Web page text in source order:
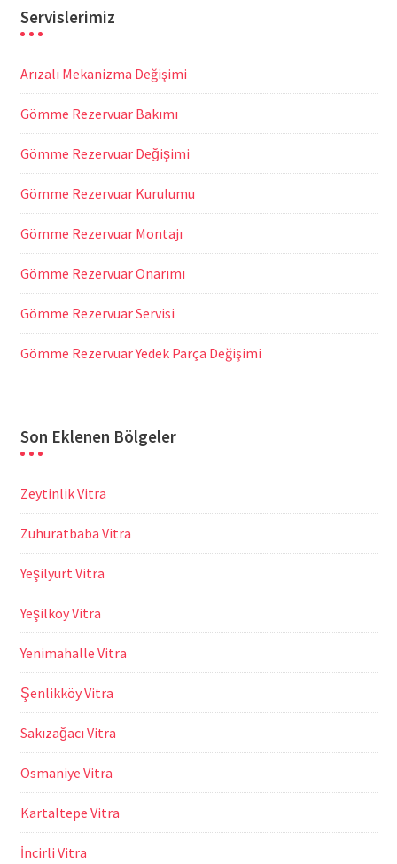
Servislerimiz
Arızalı Mekanizma Değişimi
Gömme Rezervuar Bakımı
Gömme Rezervuar Değişimi
Gömme Rezervuar Kurulumu
Gömme Rezervuar Montajı
Gömme Rezervuar Onarımı
Gömme Rezervuar Servisi
Gömme Rezervuar Yedek Parça Değişimi
Son Eklenen Bölgeler
Zeytinlik Vitra
Zuhuratbaba Vitra
Yeşilyurt Vitra
Yeşilköy Vitra
Yenimahalle Vitra
Şenlikköy Vitra
Sakızağacı Vitra
Osmaniye Vitra
Kartaltepe Vitra
İncirli Vitra